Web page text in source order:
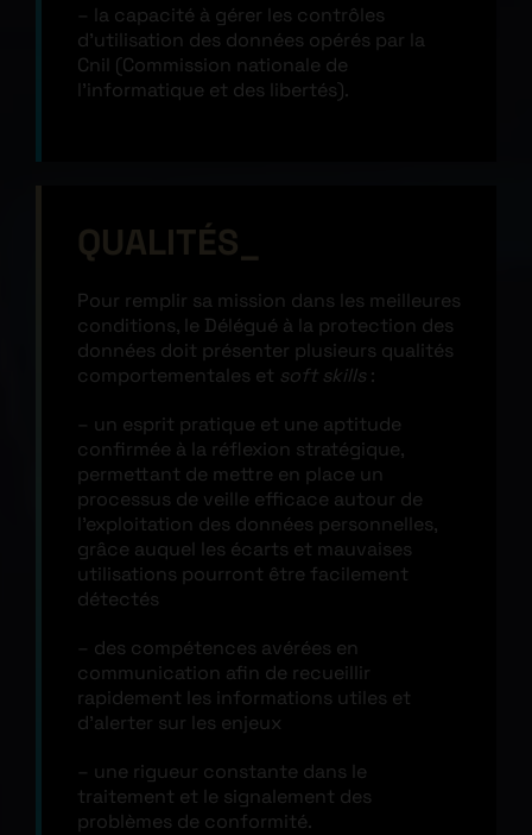
– la capacité à gérer les contrôles
d’utilisation des données opérés par la
Cnil (Commission nationale de
l’informatique et des libertés).
QUALITÉS
Pour remplir sa mission dans les meilleures
conditions, le Délégué à la protection des
données doit présenter plusieurs qualités
comportementales et soft skills :
– un esprit pratique et une aptitude
confirmée à la réflexion stratégique,
permettant de mettre en place un
processus de veille efficace autour de
l’exploitation des données personnelles,
grâce auquel les écarts et mauvaises
utilisations pourront être facilement
détectés
– des compétences avérées en
communication afin de recueillir
rapidement les informations utiles et
d’alerter sur les enjeux
– une rigueur constante dans le
traitement et le signalement des
problèmes de conformité.